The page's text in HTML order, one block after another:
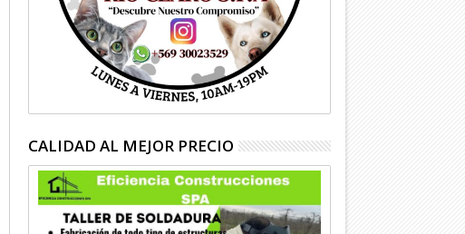
CALIDAD AL MEJOR PRECIO